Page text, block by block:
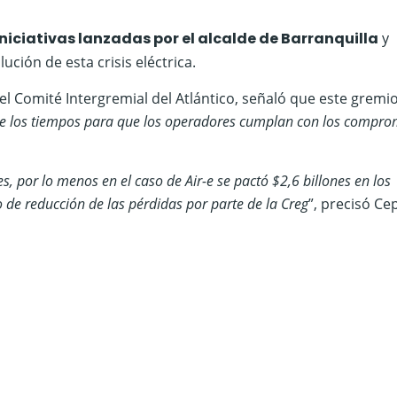
lanzadas por el alcalde de Barranquilla y
de esta crisis eléctrica.
Comité Intergremial del Atlántico, señaló que este gremio
los tiempos para que los operadores cumplan con los
por lo menos en el caso de Air-e se pactó $2,6 billones en los
reducción de las pérdidas por parte de la Creg”, precisó